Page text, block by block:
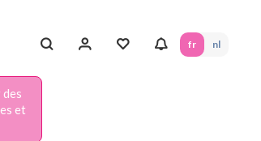
fr nl
et